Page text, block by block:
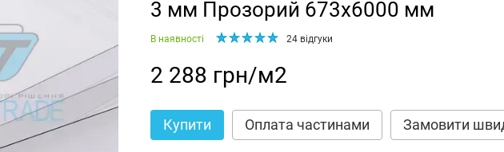
3 мм Прозорий 673x6000 мм
В наявності 24 відгуки
2 288 грн/м2
Купити Оплата частинами Замовити